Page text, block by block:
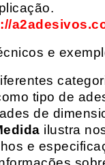
e
tipo de
de
ilustra
e